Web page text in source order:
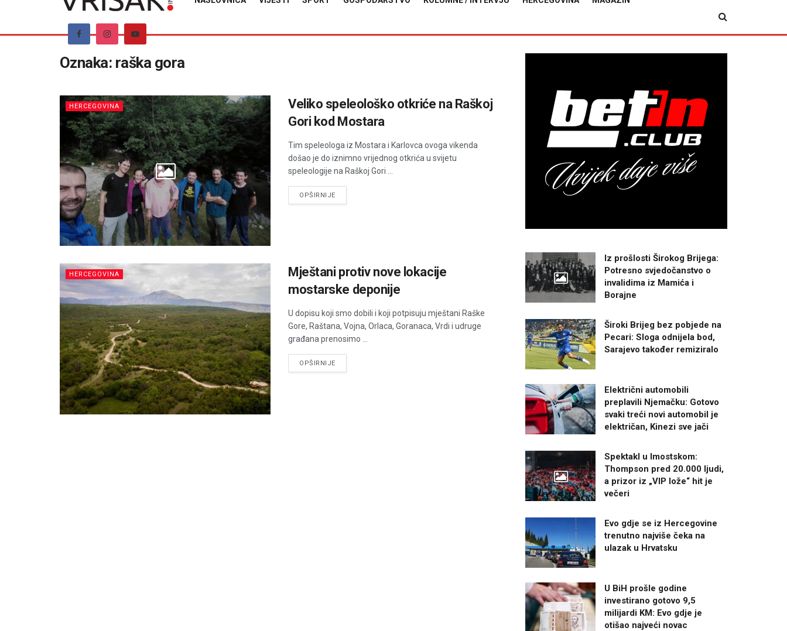
Oznaka: raška gora
HERCEGOVINA
Veliko speleološko otkriće na Raškoj
Gori kod Mostara
Tim speleologa iz Mostara i Karlovca ovoga vikenda
došao je do iznimno vrijednog otkrića u svijetu
speleologije na Raškoj Gori ...
OPŠIRNIJEDETAILS
HERCEGOVINA
Mještani protiv nove lokacije
mostarske deponije
U dopisu koji smo dobili i koji potpisuju mještani Raške
Gore, Raštana, Vojna, Orlaca, Goranaca, Vrdi i udruge
građana prenosimo ...
OPŠIRNIJEDETAILS
Iz prošlosti Širokog Brijega:
Potresno svjedočanstvo o
invalidima iz Mamića i
Borajne
Široki Brijeg bez pobjede na
Pecari: Sloga odnijela bod,
Sarajevo također remiziralo
Električni automobili
preplavili Njemačku: Gotovo
svaki treći novi automobil je
električan, Kinezi sve jači
Spektakl u Imostskom:
Thompson pred 20.000 ljudi,
a prizor iz „VIP lože“ hit je
večeri
Evo gdje se iz Hercegovine
trenutno najviše čeka na
ulazak u Hrvatsku
U BiH prošle godine
investirano gotovo 9,5
milijardi KM: Evo gdje je
otišao najveći novac